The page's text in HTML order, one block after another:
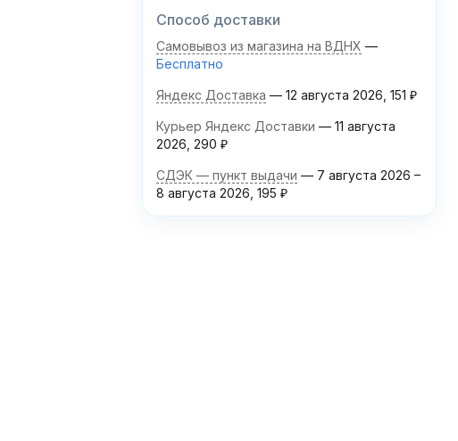
Способ доставки
Самовывоз из магазина на ВДНХ
Бесплатно
Яндекс Доставка 12 августа 2026 151 ₽
Курьер Яндекс Доставки
11 августа
2026 290 ₽
СДЭК — пункт выдачи 7 августа 2026 –
8 августа 2026 195 ₽